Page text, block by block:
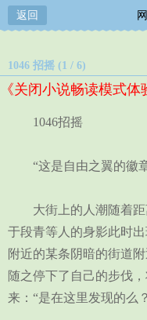
返回
1046 招摇 (1 / 6)
《关闭小说畅读模式体
1046招摇
“这是自由之翼的徽
大街上的人潮随着距
于段青等人的身影此时
附近的某条阴暗的街道
随之停下了自己的步伐
来：“是在这里发现的么